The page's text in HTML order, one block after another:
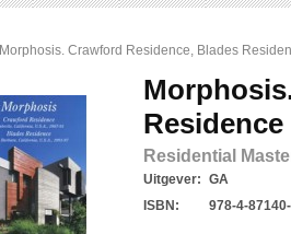
Morphosis. Crawford Residence, Blades
Residence
Residential
Uitgever: GA
ISBN:
978-4-